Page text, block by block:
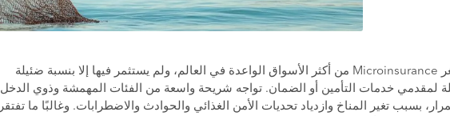
تُعد أسواق التأمين متناهي الصغر Microinsurance من أكثر الأسواق الواعدة في العالم، ولم يستثمر فيها إلا بنسبة ضئيلة
لمقدمي خدمات التأمين أو الضمان. تواجه شريحة واسعة من الفئات المهمشة وذوي الدخل
بسبب تغير المناخ وازدياد تحديات الأمن الغذائي والحوادث والاضطرابات. وغالبًا ما تفتقر